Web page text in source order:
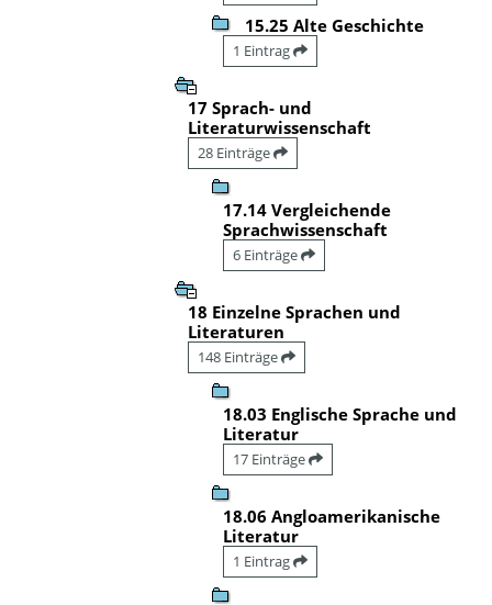
15.25 Alte Geschichte
1 Eintrag
17 Sprach- und
Literaturwissenschaft
28 Einträge
17.14 Vergleichende
Sprachwissenschaft
6 Einträge
18 Einzelne Sprachen und
Literaturen
148 Einträge
18.03 Englische Sprache und
Literatur
17 Einträge
18.06 Angloamerikanische
Literatur
1 Eintrag